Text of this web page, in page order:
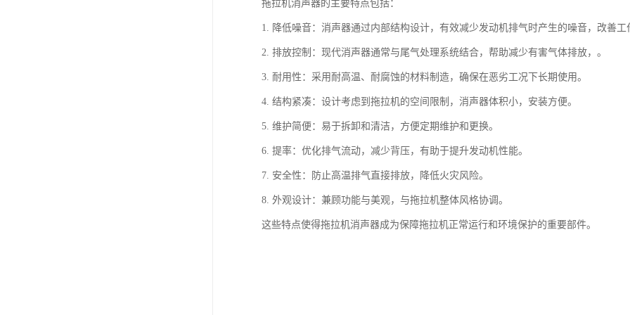
拖拉机消声器的主要特点包括：
1. 降低噪音：消声器通过内部结构设计，有效减少发动机排气时产生的噪音，改善工
2. 排放控制：现代消声器通常与尾气处理系统结合，帮助减少有害气体排放，。
3. 耐用性：采用耐高温、耐腐蚀的材料制造，确保在恶劣工况下长期使用。
4. 结构紧凑：设计考虑到拖拉机的空间限制，消声器体积小，安装方便。
5. 维护简便：易于拆卸和清洁，方便定期维护和更换。
6. 提率：优化排气流动，减少背压，有助于提升发动机性能。
7. 安全性：防止高温排气直接排放，降低火灾风险。
8. 外观设计：兼顾功能与美观，与拖拉机整体风格协调。
这些特点使得拖拉机消声器成为保障拖拉机正常运行和环境保护的重要部件。